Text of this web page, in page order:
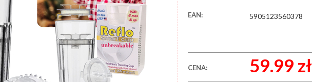
EAN: 5905123560378
CENA: 59.99 zł